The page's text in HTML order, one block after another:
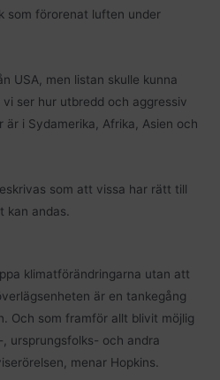
som förorenat luften under
USA, men listan skulle kunna
ser hur utbredd och aggressiv
i Sydamerika, Afrika, Asien och
som att vissa har rätt till
kan andas.
klimatförändringarna utan att
är en tankegång
Och som framför allt blivit möjlig
ursprungsfolks- och andra
menar Hopkins.